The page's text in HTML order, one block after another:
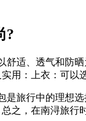
?
舒适、透气和防
用：上衣：可以
是旅行中的理想
之，在南浔旅行